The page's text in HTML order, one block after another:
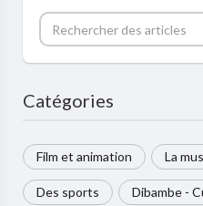
Catégories
Film et animation La
Des sports Dibambe -